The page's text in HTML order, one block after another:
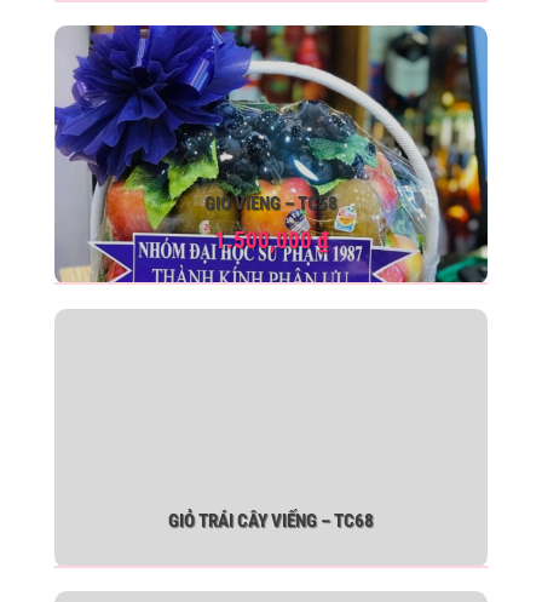
GIỎ VIẾNG – TC58
1.500,000₫
GIỎ TRÁI CÂY VIẾNG – TC68